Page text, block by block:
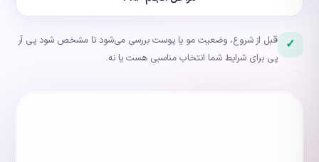
✓
قبل از شروع، وضعیت مو یا پوست بررسی می‌شود تا مشخص شود پی آر
پی برای شرایط شما انتخاب مناسبی هست یا نه.